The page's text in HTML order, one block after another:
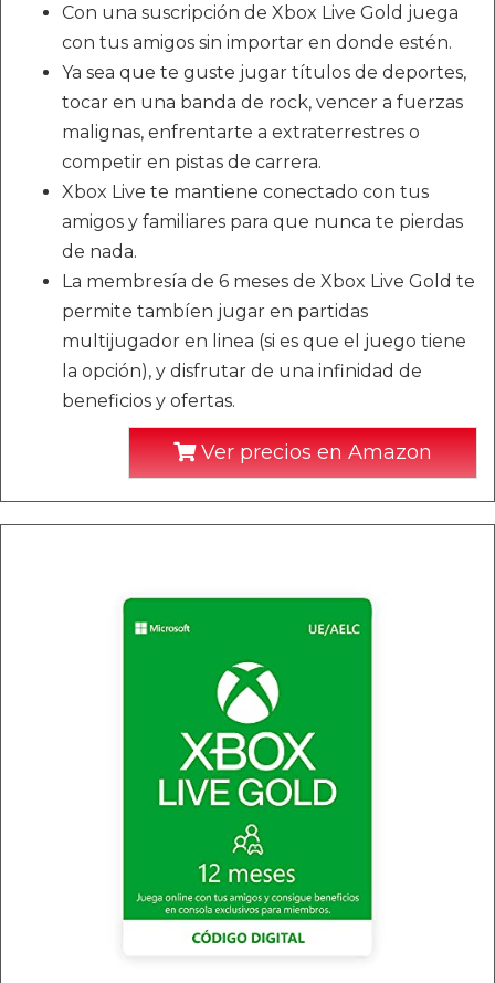
Con una suscripción de Xbox Live Gold juega
con tus amigos sin importar en donde estén.
Ya sea que te guste jugar títulos de deportes,
tocar en una banda de rock, vencer a fuerzas
malignas, enfrentarte a extraterrestres o
competir en pistas de carrera.
Xbox Live te mantiene conectado con tus
amigos y familiares para que nunca te pierdas
de nada.
La membresía de 6 meses de Xbox Live Gold te
permite tambíen jugar en partidas
multijugador en linea (si es que el juego tiene
la opción), y disfrutar de una infinidad de
beneficios y ofertas.
Ver precios en Amazon